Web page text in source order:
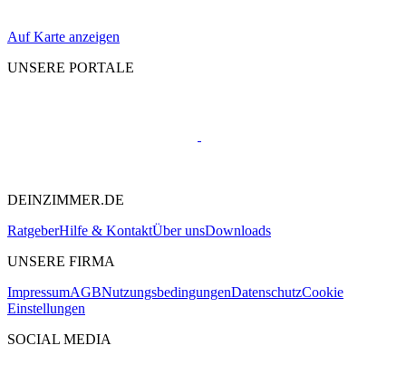
Auf Karte anzeigen
UNSERE PORTALE
DEINZIMMER.DE
RatgeberHilfe & KontaktÜber unsDownloads
UNSERE FIRMA
ImpressumAGBNutzungsbedingungenDatenschutzCookie
Einstellungen
SOCIAL MEDIA